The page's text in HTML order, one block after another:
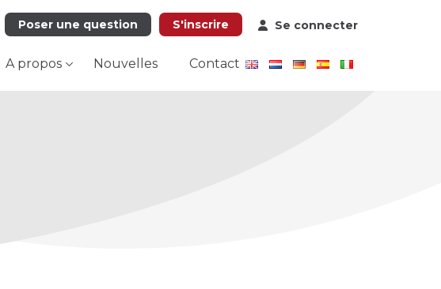
Poser une question S'inscrire Se connecter
A propos Nouvelles Contact